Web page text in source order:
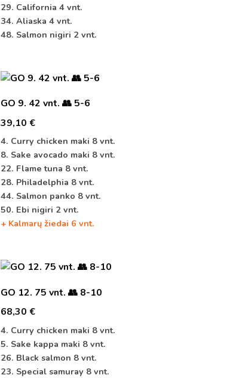
29. California 4 vnt.
34. Aliaska 4 vnt.
48. Salmon nigiri 2 vnt.
GO 9. 42 vnt. 👥 5-6
39,10 €
4. Curry chicken maki 8 vnt.
8. Sake avocado maki 8 vnt.
22. Flame tuna 8 vnt.
28. Philadelphia 8 vnt.
44. Salmon panko 8 vnt.
50. Ebi nigiri 2 vnt.
+ Kalmarų žiedai 6 vnt.
GO 12. 75 vnt. 👥 8-10
68,30 €
4. Curry chicken maki 8 vnt.
5. Sake kappa maki 8 vnt.
26. Black salmon 8 vnt.
23. Special samuray 8 vnt.